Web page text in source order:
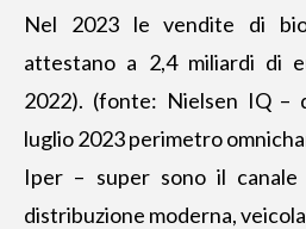
Nel 2023 le vendite di
attestano a 2,4 miliardi di
2022). (fonte: Nielsen IQ –
luglio 2023 perimetro
Iper – super sono il canale
distribuzione moderna,